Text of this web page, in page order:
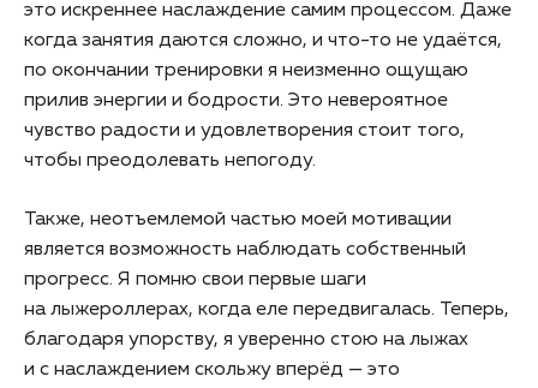
это искреннее наслаждение самим процессом. Даже
когда занятия даются сложно, и что-то не удаётся,
по окончании тренировки я неизменно ощущаю
прилив энергии и бодрости. Это невероятное
чувство радости и удовлетворения стоит того,
чтобы преодолевать непогоду.
Также, неотъемлемой частью моей мотивации
является возможность наблюдать собственный
прогресс. Я помню свои первые шаги
на лыжероллерах, когда еле передвигалась. Теперь,
благодаря упорству, я уверенно стою на лыжах
и с наслаждением скольжу вперёд — это